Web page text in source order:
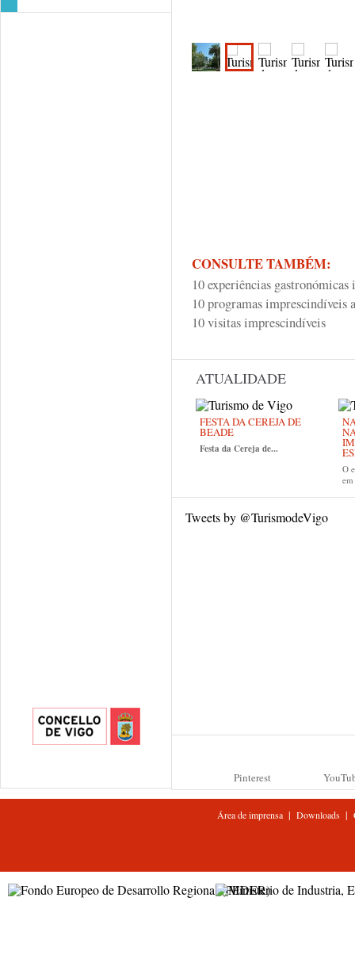
CONSULTE TAMBÉM:
10 experiências
10 programas imprescindíveis
10 visitas imprescindíveis
ATUALIDADE
FESTA DA CEREJA DE
BEADE
Festa da Cereja de...
O
Tweets by @TurismodeVigo
Pinterest
Área de imprensa| Downloads|